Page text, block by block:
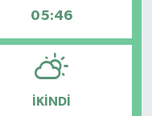
05:46
İKINDI